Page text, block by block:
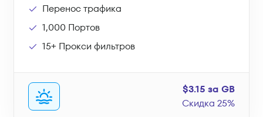
Перенос трафика
1,000 Портов
15+ Прокси фильтров
$3.15 за GB
Скидка 25%